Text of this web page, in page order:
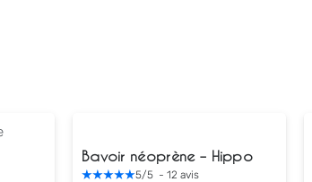
Bavoir néoprène – Hippo
5/5 - 12 avis